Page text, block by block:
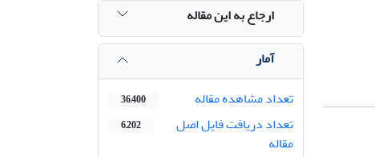
ارجاع به این مقاله
آمار
تعداد مشاهده مقاله
36,400
تعداد دریافت فایل اصل
مقاله
6,202